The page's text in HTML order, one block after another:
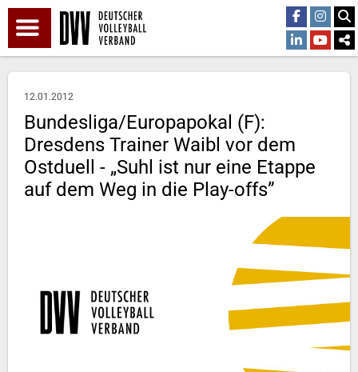
12.01.2012
Bundesliga/Europapokal (F):
Dresdens Trainer Waibl vor dem
Ostduell - „Suhl ist nur eine Etappe
auf dem Weg in die Play-offs”